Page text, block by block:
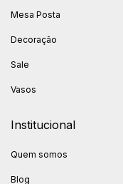
Mesa Posta
Decoração
Sale
Vasos
Institucional
Quem somos
Blog